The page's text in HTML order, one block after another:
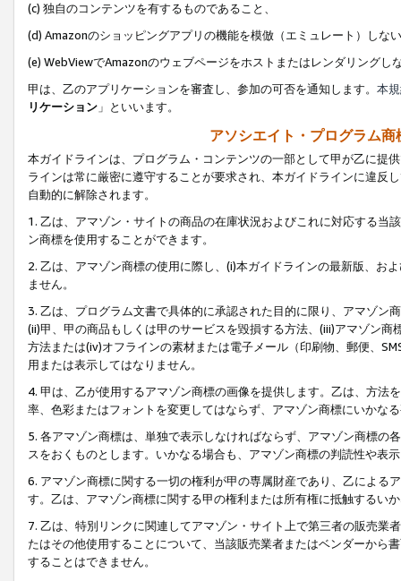
(c) 独自のコンテンツを有するものであること、
(d) Amazonのショッピングアプリの機能を模倣（エミュレート）しな
(e) WebViewでAmazonのウェブページをホストまたはレンダリングし
甲は、乙のアプリケーションを審査し、参加の可否を通知します。 本
リケーション 」といいます。
アソシエイト・プログラム
本ガイドラインは、プログラム・コンテンツの一部として甲が乙に提
ラインは常に厳密に遵守することが要求され、本ガイドラインに違反
自動的に解除されます。
1. 乙は、アマゾン・サイトの商品の在庫状況およびこれに対応する
ン商標を使用することができます。
2. 乙は、アマゾン商標の使用に際し、(i)本ガイドラインの最新版、お
ません。
3. 乙は、プログラム文書で具体的に承認された目的に限り、アマゾン
(ii)甲、甲の商品もしくは甲のサービスを毀損する方法、(iii)アマゾン
方法または(iv)オフラインの素材または電子メール（印刷物、郵便、
用または表示してはなりません。
4. 甲は、乙が使用するアマゾン商標の画像を提供します。乙は、方
率、色彩またはフォントを変更してはならず、アマゾン商標にいかな
5. 各アマゾン商標は、単独で表示しなければならず、アマゾン商標
スをおくものとします。いかなる場合も、アマゾン商標の判読性や表
6. アマゾン商標に関する一切の権利が甲の専属財産であり、乙による
す。乙は、アマゾン商標に関する甲の権利または所有権に抵触するい
7. 乙は、特別リンクに関連してアマゾン・サイト上で第三者の販売
たはその他使用することについて、当該販売業者またはベンダーから
することはできません。